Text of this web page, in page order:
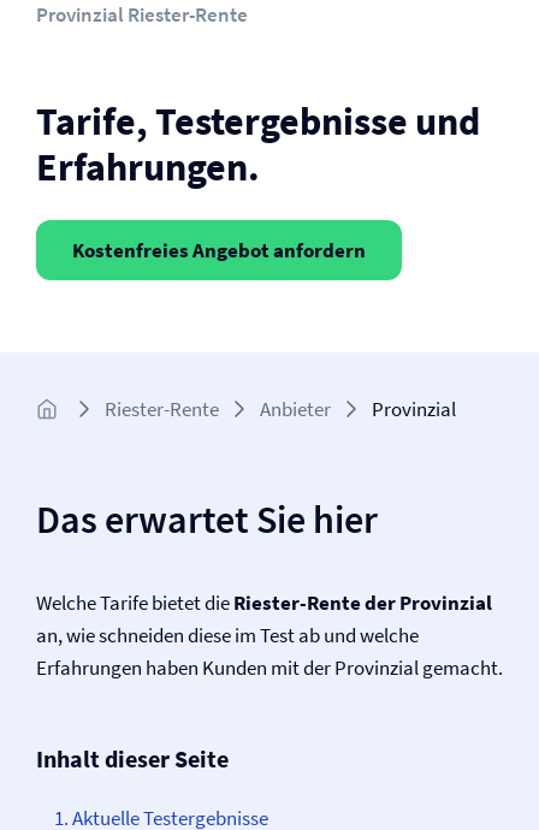
Provinzial Riester-Rente
Tarife, Testergebnisse und
Erfahrungen.
Kostenfreies Angebot anfordern
Riester-Rente Anbieter Provinzial
Das erwartet Sie hier
Welche Tarife bietet dieRiester-Rente der Provinzial
an, wie schneiden diese im Test ab und welche
Erfahrungen haben Kunden mit der Provinzial gemacht.
Inhalt dieser Seite
Aktuelle Testergebnisse